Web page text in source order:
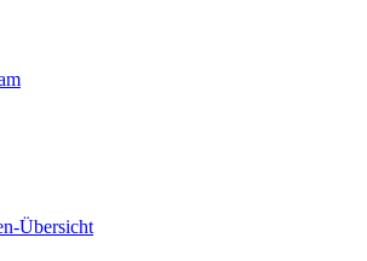
Übersicht